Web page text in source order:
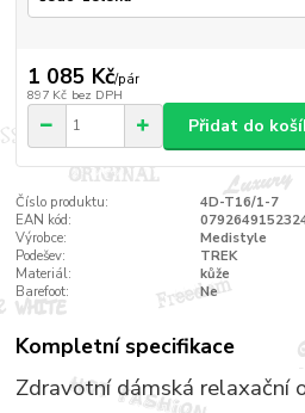
1 085 Kč/pár
897 Kč bez DPH
Přidat do
Číslo produktu:
4D-T16/1-7
EAN kód:
Výrobce:
Medistyle
Podešev:
TREK
Materiál:
kůže
Barefoot:
Ne
Kompletní specifikace
Zdravotní dámská relaxační